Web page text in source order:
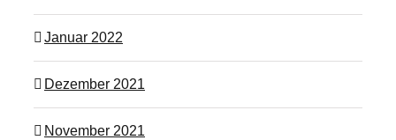
Januar 2022
Dezember 2021
November 2021